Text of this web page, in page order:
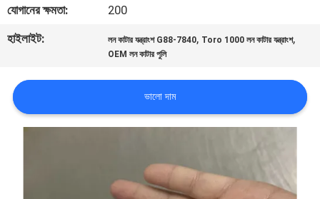
খবর
উদ্ধৃতির
জন্য
আবেদন
যোগানের ক্ষমতা:
200
হাইলাইট:
লন কাটার যন্ত্রাংশ G88-7840, Toro 1000 লন কাটার যন্ত্রাংশ,
OEM লন কাটার পুলি
ভালো দাম